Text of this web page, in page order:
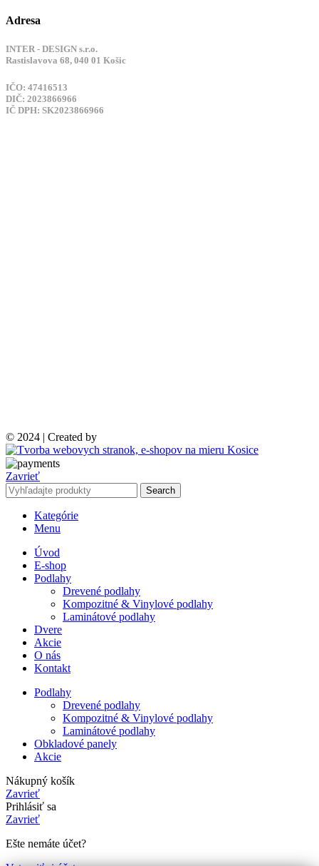
Adresa
INTER - DESIGN s.r.o.
Rastislavova 68, 040 01 Košic
IČO: 47416513
DIČ: 2023866966
IČ DPH: SK2023866966
© 2024 | Created by
Zavrieť
Search
Kategórie
Menu
Úvod
E-shop
Podlahy
Drevené podlahy
Kompozitné & Vinylové podlahy
Laminátové podlahy
Dvere
Akcie
O nás
Kontakt
Podlahy
Drevené podlahy
Kompozitné & Vinylové podlahy
Laminátové podlahy
Obkladové panely
Akcie
Nákupný košík
Zavrieť
Prihlásiť sa
Zavrieť
Ešte nemáte účet?